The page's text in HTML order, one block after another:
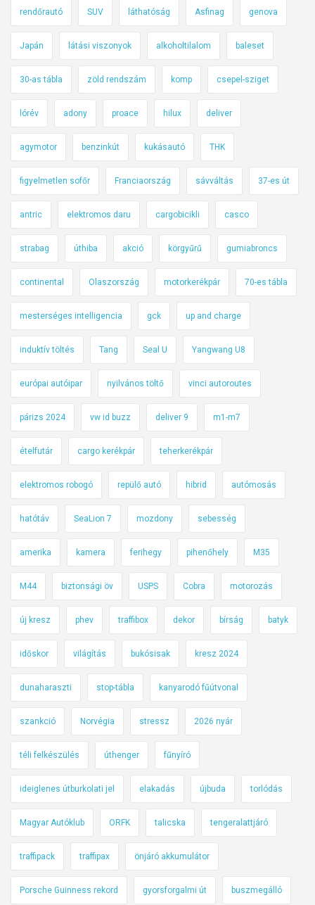
rendőrautó SUV láthatóság Asfinag genova
Japán látási viszonyok alkoholtilalom baleset
30-as tábla zöld rendszám komp csepel-sziget
lórév adony proace hilux deliver
agymotor benzinkút kukásautó THK
figyelmetlen sofőr Franciaország sávváltás 37-es út
antric elektromos daru cargobicikli casco
strabag úthiba akció körgyűrű gumiabroncs
continental Olaszország motorkerékpár 70-es tábla
mesterséges intelligencia gck up and charge
induktív töltés Tang Seal U Yangwang U8
európai autóipar nyilvános töltő vinci autoroutes
párizs 2024 vw id buzz deliver 9 m1-m7
ételfutár cargo kerékpár teherkerékpár
elektromos robogó repülő autó hibrid autómosás
hatótáv SeaLion 7 mozdony sebesség
amerika kamera ferihegy pihenőhely M35
M44 biztonsági öv USPS Cobra motorozás
új kresz phev traffibox dekor bírság batyk
időskor világítás bukósisak kresz 2024
dunaharaszti stop-tábla kanyarodó fűútvonal
szankció Norvégia stressz 2026 nyár
téli felkészülés úthenger fűnyíró
ideiglenes útburkolati jel elakadás újbuda torlódás
Magyar Autóklub ORFK talicska tengeralattjáró
traffipack traffipax önjáró akkumulátor
Porsche Guinness rekord gyorsforgalmi út buszmegálló